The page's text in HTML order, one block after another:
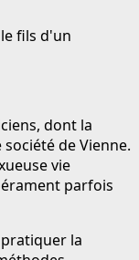
fils d'un
dont la
de Vienne.
vie
parfois
la